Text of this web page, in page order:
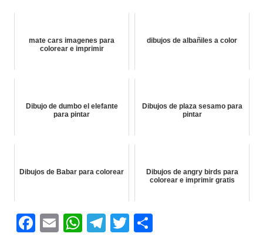
mate cars imagenes para
colorear e imprimir
dibujos de albañiles a color
Dibujo de dumbo el elefante
para pintar
Dibujos de plaza sesamo para
pintar
Dibujos de Babar para colorear
Dibujos de angry birds para
colorear e imprimir gratis
F E W T T